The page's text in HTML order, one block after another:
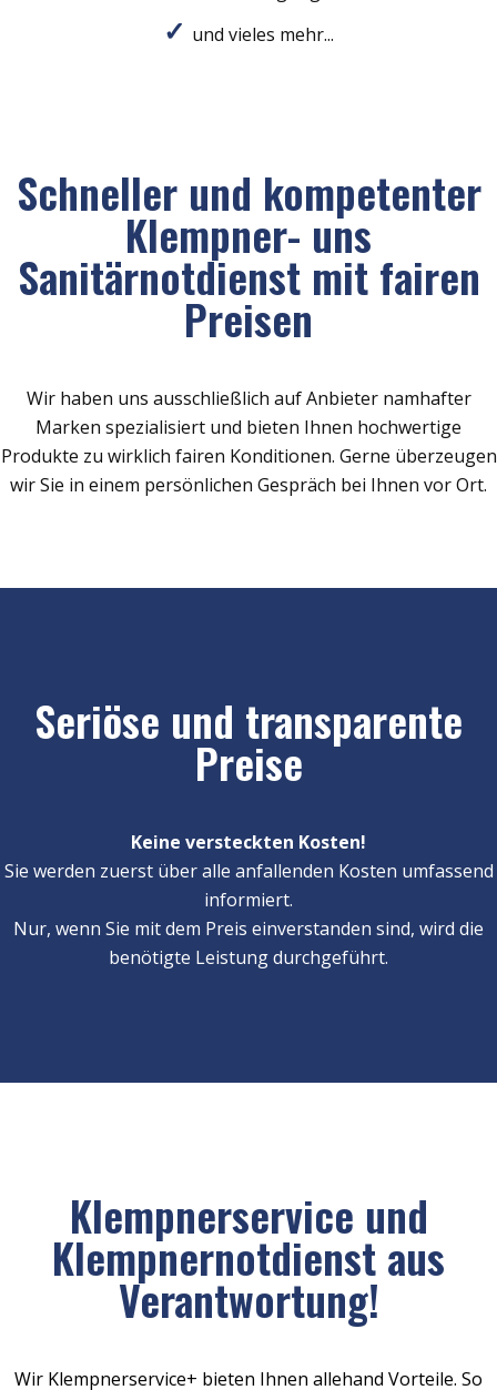
und vieles mehr...
Schneller und kompetenter
Klempner- uns
Sanitärnotdienst mit fairen
Preisen
Wir haben uns ausschließlich auf Anbieter namhafter
Marken spezialisiert und bieten Ihnen hochwertige
Produkte zu wirklich fairen Konditionen. Gerne überzeugen
wir Sie in einem persönlichen Gespräch bei Ihnen vor Ort.
Seriöse und transparente
Preise
Keine versteckten Kosten!
Sie werden zuerst über alle anfallenden Kosten umfassend
informiert.
Nur, wenn Sie mit dem Preis einverstanden sind, wird die
benötigte Leistung durchgeführt.
Klempnerservice und
Klempnernotdienst aus
Verantwortung!
Wir Klempnerservice+ bieten Ihnen allehand Vorteile. So